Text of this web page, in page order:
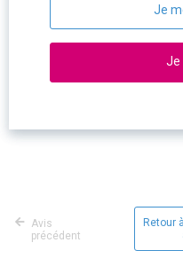
Je
Je
Avis
précédent
Retour